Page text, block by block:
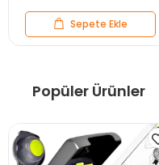
Sepete Ekle
Popüler Ürünler